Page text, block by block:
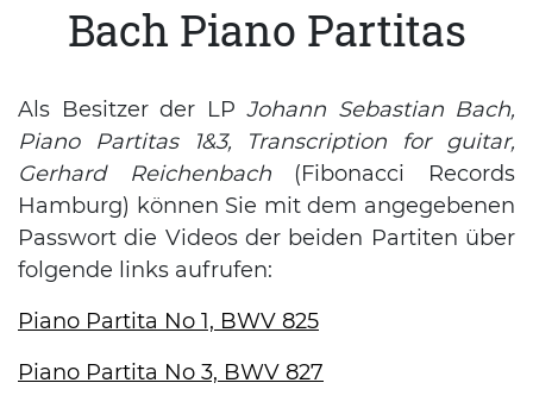
Bach Piano Partitas
Als Besitzer der LP Johann Sebastian Bach,
Piano Partitas 1&3, Transcription for guitar,
Gerhard Reichenbach(Fibonacci Records
Hamburg) können Sie mit dem angegebenen
Passwort die Videos der beiden Partiten über
folgende links aufrufen:
Piano Partita No 1, BWV 825
Piano Partita No 3, BWV 827